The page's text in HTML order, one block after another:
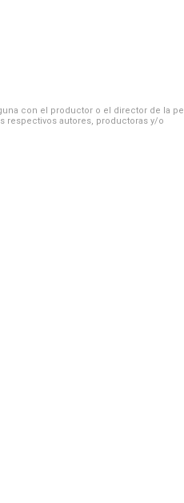
con el productor o el director de la
respectivos autores, productoras y/o